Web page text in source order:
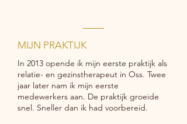
MIJN PRAKTIJK
In 2013 opende ik mijn eerste praktijk als
relatie- en gezinstherapeut in Oss. Twee
jaar later nam ik mijn eerste
medewerkers aan. De praktijk groeide
snel. Sneller dan ik had voorbereid.